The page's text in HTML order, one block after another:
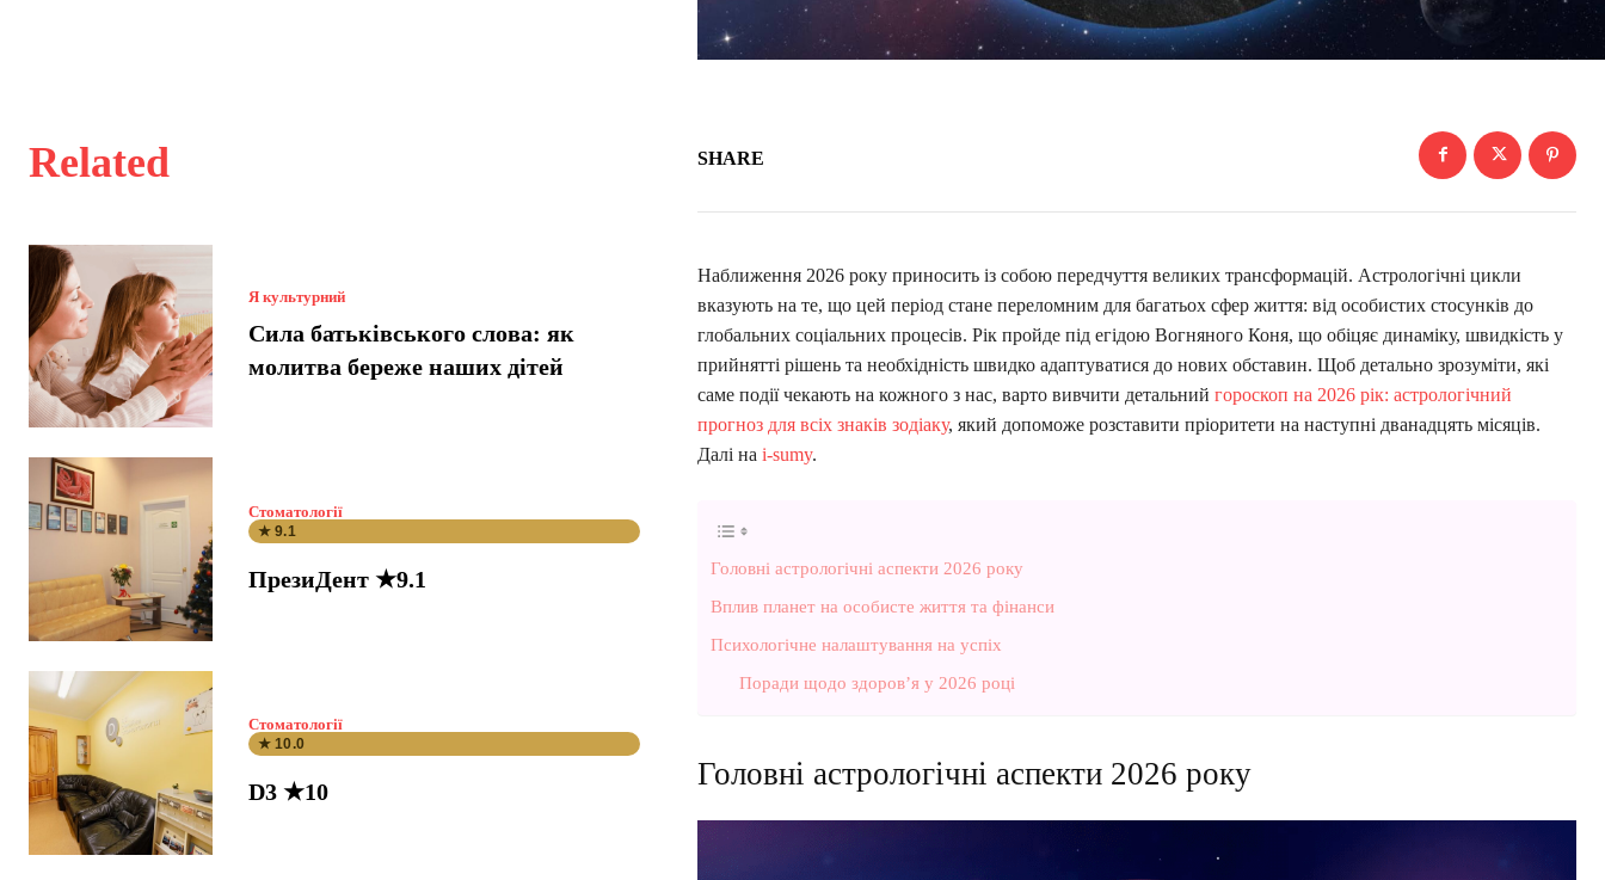
Related
Я культурний
Сила батьківського слова: як
молитва береже наших дітей
Стоматології
★ 9.1
ПрезиДент ★9.1
Стоматології
★ 10.0
D3 ★10
SHARE
Наближення 2026 року приносить із собою передчуття великих трансформацій. Астрологічні цикли
вказують на те, що цей період стане переломним для багатьох сфер життя: від особистих стосунків до
глобальних соціальних процесів. Рік пройде під егідою Вогняного Коня, що обіцяє динаміку, швидкість у
прийнятті рішень та необхідність швидко адаптуватися до нових обставин. Щоб детально зрозуміти, які
саме події чекають на кожного з нас, варто вивчити детальний гороскоп на 2026 рік: астрологічний
прогноз для всіх знаків зодіаку, який допоможе розставити пріоритети на наступні дванадцять місяців.
Далі на i-sumy.
Головні астрологічні аспекти 2026 року
Вплив планет на особисте життя та фінанси
Психологічне налаштування на успіх
Поради щодо здоров’я у 2026 році
Головні астрологічні аспекти 2026 року